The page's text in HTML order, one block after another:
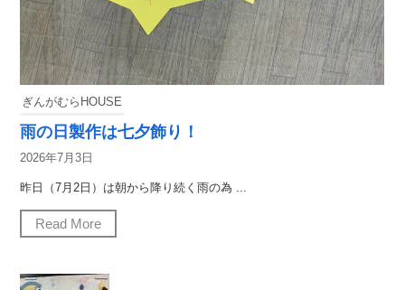
ぎんがむらHOUSE
雨の日製作は七夕飾り！
2026年7月3日
昨日（7月2日）は朝から降り続く雨の為 ...
Read More